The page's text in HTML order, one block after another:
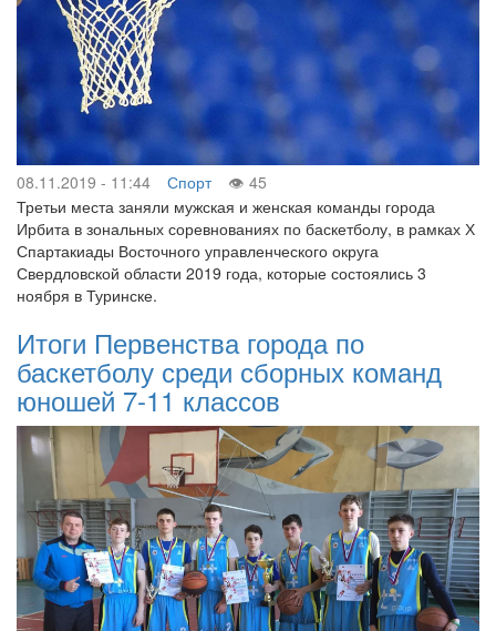
08.11.2019 - 11:44 Спорт
45
Третьи места заняли мужская и женская команды города
Ирбита в зональных соревнованиях по баскетболу, в рамках Х
Спартакиады Восточного управленческого округа
Свердловской области 2019 года, которые состоялись 3
ноября в Туринске.
Итоги Первенства города по
баскетболу среди сборных команд
юношей 7-11 классов